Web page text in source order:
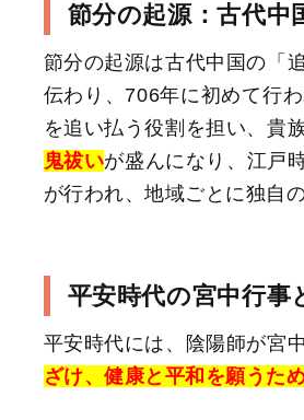
節分の起源：古代中
節分の起源は古代中国の「
伝わり、706年に初めて行
を追い払う役割を担い、貴
鬼祓いが盛んになり、江戸
が行われ、地域ごとに独自
平安時代の宮中行事
平安時代には、陰陽師が宮
ざけ、健康と平和を願うた